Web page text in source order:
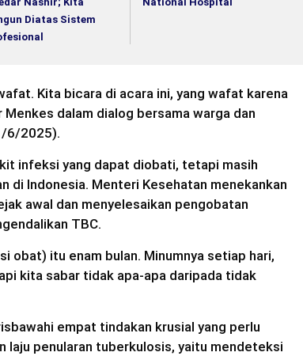
Diatas Sistem
Kita bicara di acara ini, yang wafat karena
Menkes dalam dialog bersama warga dan
6/2025).
infeksi yang dapat diobati, tetapi masih
di Indonesia. Menteri Kesehatan menekankan
awal dan menyelesaikan pengobatan
TBC.
obat) itu enam bulan. Minumnya setiap hari,
kita sabar tidak apa-apa daripada tidak
empat tindakan krusial yang perlu
laju penularan tuberkulosis, yaitu mendeteksi